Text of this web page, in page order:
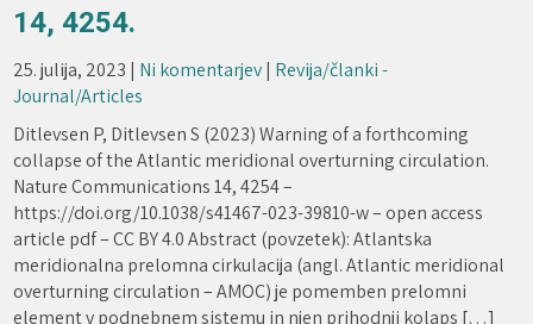
14, 4254.
25. julija, 2023 | Ni komentarjev| Revija/članki -
Journal/Articles
Ditlevsen P, Ditlevsen S (2023) Warning of a forthcoming
collapse of the Atlantic meridional overturning circulation.
Nature Communications 14, 4254 –
https://doi.org/10.1038/s41467-023-39810-w – open access
article pdf – CC BY 4.0 Abstract (povzetek): Atlantska
meridionalna prelomna cirkulacija (angl. Atlantic meridional
overturning circulation – AMOC) je pomemben prelomni
element v podnebnem sistemu in njen prihodnji kolaps […]